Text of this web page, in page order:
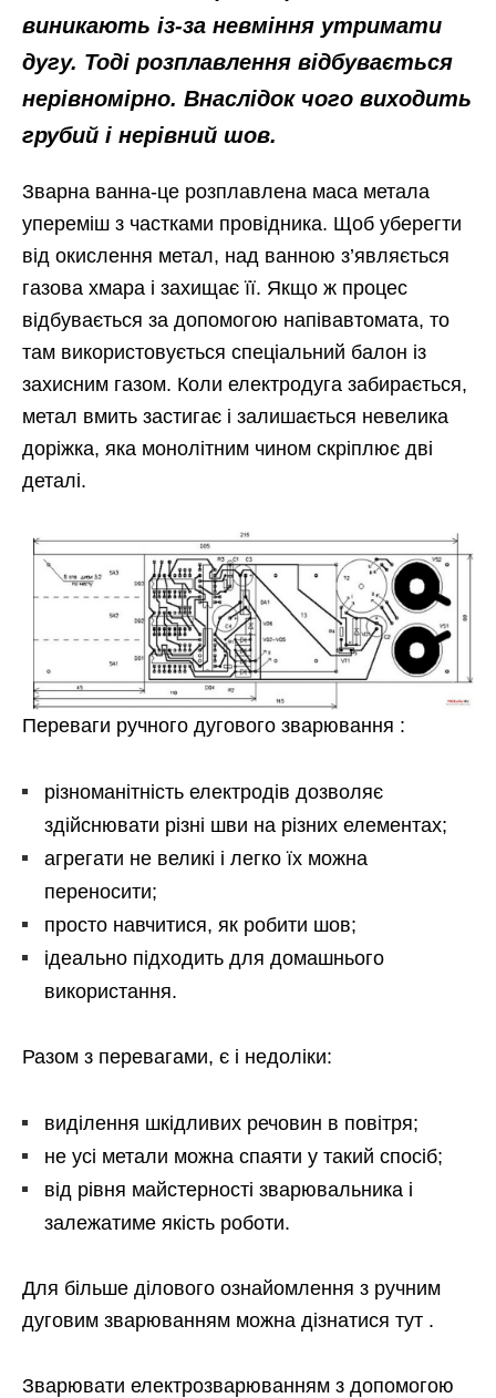
виникають із-за невміння утримати
дугу. Тоді розплавлення відбувається
нерівномірно. Внаслідок чого виходить
грубий і нерівний шов.
Зварна ванна-це розплавлена маса метала
упереміш з частками провідника. Щоб уберегти
від окислення метал, над ванною з’являється
газова хмара і захищає її. Якщо ж процес
відбувається за допомогою напівавтомата, то
там використовується спеціальний балон із
захисним газом. Коли електродуга забирається,
метал вмить застигає і залишається невелика
доріжка, яка монолітним чином скріплює дві
деталі.
Переваги ручного дугового зварювання :
різноманітність електродів дозволяє
здійснювати різні шви на різних елементах;
агрегати не великі і легко їх можна
переносити;
просто навчитися, як робити шов;
ідеально підходить для домашнього
використання.
Разом з перевагами, є і недоліки:
виділення шкідливих речовин в повітря;
не усі метали можна спаяти у такий спосіб;
від рівня майстерності зварювальника і
залежатиме якість роботи.
Для більше ділового ознайомлення з ручним
дуговим зварюванням можна дізнатися тут .
Зварювати електрозварюванням з допомогою